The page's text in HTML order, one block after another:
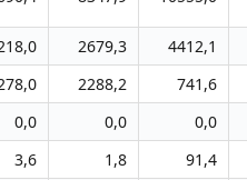
2679,3 4412,1
2288,2 741,6
0,0
0,0 0,0
3,6
1,8 91,4